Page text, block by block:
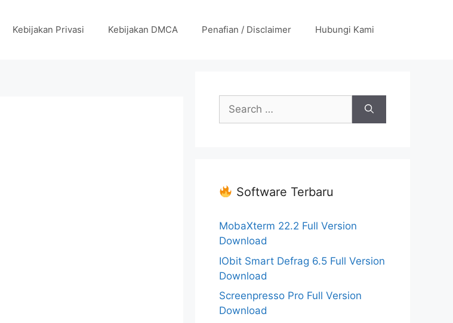
Kebijakan Privasi Kebijakan DMCA Penafian / Disclaimer Hubungi Kami
Search
for:
Software Terbaru
MobaXterm 22.2 Full Version
Download
IObit Smart Defrag 6.5 Full Version
Download
Screenpresso Pro Full Version
Download